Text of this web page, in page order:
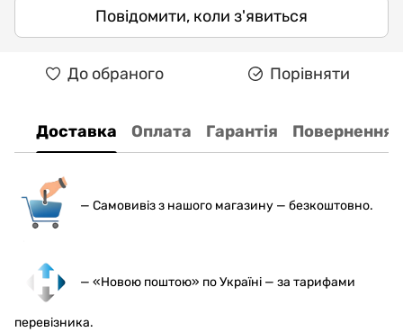
Повідомити, коли з'явиться
До обраного Порівняти
Доставка Оплата Гарантія Повернення
— Самовивіз з нашого магазину — безкоштовно.
— «Новою поштою» по Україні — за тарифами
перевізника.